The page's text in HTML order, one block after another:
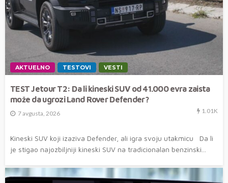
AKTUELNO TESTOVI VESTI
TEST Jetour T2: Da li kineski SUV od 41.000 evra zaista
može da ugrozi Land Rover Defender?
7 avgusta, 2026 1.01K
Kineski SUV koji izaziva Defender, ali igra svoju utakmicu Da li
je stigao najozbiljniji kineski SUV na tradicionalan benzinski...